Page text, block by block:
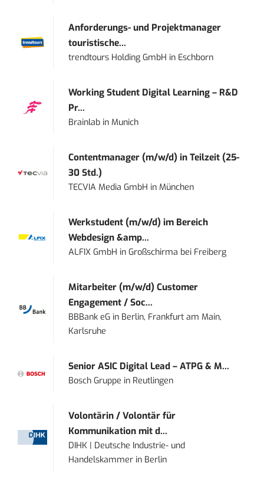
Anforderungs- und Projektmanager
touristische...
trendtours Holding GmbH in Eschborn
Working Student Digital Learning – R&D
Pr...
Brainlab inMunich
Contentmanager (m/w/d) in Teilzeit (25-
30 Std.)
TECVIA Media GmbH inMünchen
Werkstudent (m/w/d) im Bereich
Webdesign &amp...
ALFIX GmbH inGroßschirma bei Freiberg
Mitarbeiter (m/w/d) Customer
Engagement / Soc...
BBBank eG in Berlin, Frankfurt am Main,
Karlsruhe
Senior ASIC Digital Lead – ATPG & M...
Bosch Gruppe in Reutlingen
Volontärin / Volontär für
Kommunikation mit d...
DIHK | Deutsche Industrie- und
Handelskammer in Berlin